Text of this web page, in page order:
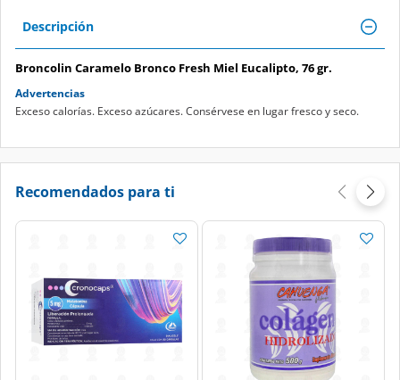
Descripción
Broncolin Caramelo Bronco Fresh Miel Eucalipto, 76 gr.
Advertencias
Exceso calorías. Exceso azúcares. Consérvese en lugar fresco y seco.
Recomendados para ti